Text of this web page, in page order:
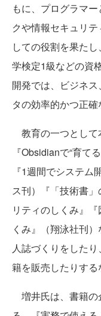
もに、プログラマ
クや情報セキュリ
しての役割を果た
学検定1級などの資
開発では、ビジネ
タの効率的かつ正確
教育の一つとして
『Obsidianで“育て
『1週間でシステ
ス刊）『「技術書
リティのしくみ』
くみ』（翔泳社刊
人誌づくりをした
籍を販売したりする
増井氏は、書籍の